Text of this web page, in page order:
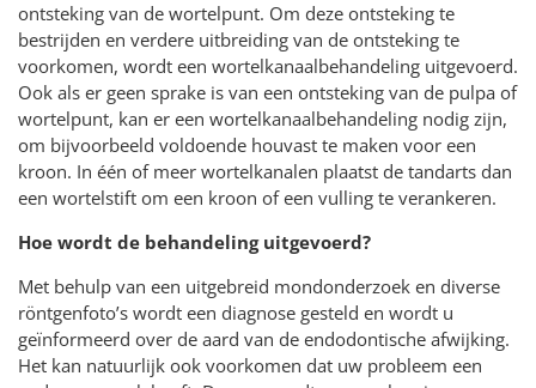
ontsteking van de wortelpunt. Om deze ontsteking te
bestrijden en verdere uitbreiding van de ontsteking te
voorkomen, wordt een wortelkanaalbehandeling uitgevoerd.
Ook als er geen sprake is van een ontsteking van de pulpa of
wortelpunt, kan er een wortelkanaalbehandeling nodig zijn,
om bijvoorbeeld voldoende houvast te maken voor een
kroon. In één of meer wortelkanalen plaatst de tandarts dan
een wortelstift om een kroon of een vulling te verankeren.
Hoe wordt de behandeling uitgevoerd?
Met behulp van een uitgebreid mondonderzoek en diverse
röntgenfoto’s wordt een diagnose gesteld en wordt u
geïnformeerd over de aard van de endodontische afwijking.
Het kan natuurlijk ook voorkomen dat uw probleem een